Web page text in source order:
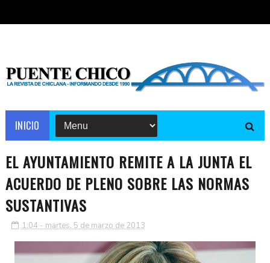
INICIO
EL AYUNTAMIENTO REMITE A LA JUNTA EL
ACUERDO DE PLENO SOBRE LAS NORMAS
SUSTANTIVAS
1:04 - martes, 5 de marzo de 2013